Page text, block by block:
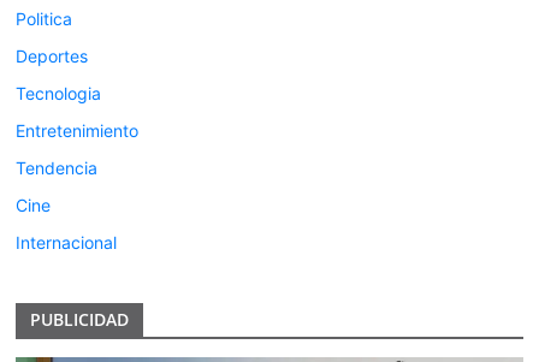
Politica
Deportes
Tecnologia
Entretenimiento
Tendencia
Cine
Internacional
PUBLICIDAD